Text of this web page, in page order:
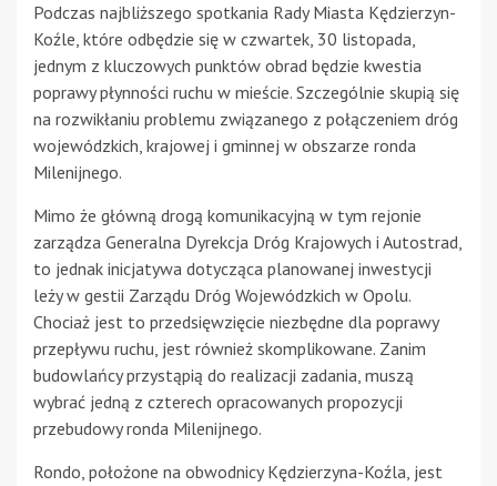
Podczas najbliższego spotkania Rady Miasta Kędzierzyn-
Koźle, które odbędzie się w czwartek, 30 listopada,
jednym z kluczowych punktów obrad będzie kwestia
poprawy płynności ruchu w mieście. Szczególnie skupią się
na rozwikłaniu problemu związanego z połączeniem dróg
wojewódzkich, krajowej i gminnej w obszarze ronda
Milenijnego.
Mimo że główną drogą komunikacyjną w tym rejonie
zarządza Generalna Dyrekcja Dróg Krajowych i Autostrad,
to jednak inicjatywa dotycząca planowanej inwestycji
leży w gestii Zarządu Dróg Wojewódzkich w Opolu.
Chociaż jest to przedsięwzięcie niezbędne dla poprawy
przepływu ruchu, jest również skomplikowane. Zanim
budowlańcy przystąpią do realizacji zadania, muszą
wybrać jedną z czterech opracowanych propozycji
przebudowy ronda Milenijnego.
Rondo, położone na obwodnicy Kędzierzyna-Koźla, jest